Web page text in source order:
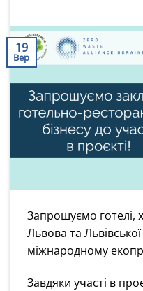
19
Вер
Запрошуємо готелі,
Львова та
міжнародному
Завдяки участі в